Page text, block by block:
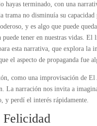
hayas terminado, con una
trama no disminuía su
y es algo que puede
tener en nuestras vidas. El
esta narrativa, que explora la
el aspecto de propaganda fue
como una improvisación de
La narración nos invita a
y perdí el interés rápidamente.